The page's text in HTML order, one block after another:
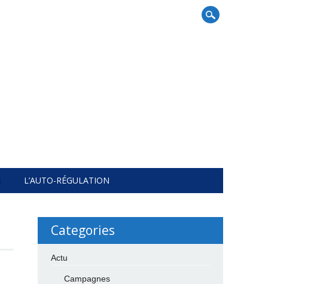
L’AUTO-RÉGULATION
Categories
Actu
Campagnes